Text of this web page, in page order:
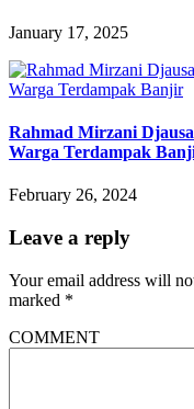
January 17, 2025
Rahmad Mirzani
Warga Terdampak
February 26, 2024
Leave a reply
Your email address will
marked *
COMMENT